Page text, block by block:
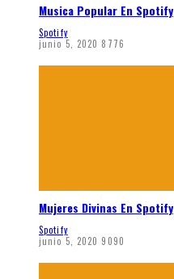
Musica Popular En Spotify
Spotify
junio 5, 2020 8776
Mujeres Divinas En Spotify
Spotify
junio 5, 2020 9090